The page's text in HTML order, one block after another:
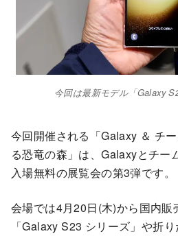
今回は最新モデル「Galaxy
今回開催される「Galaxy ＆ チ
る恐竜の森」は、Galaxyとチー
入場無料の展覧会の第3弾です。
会場では4月20日(木)から国内販
「Galaxy S23 シリーズ」や折